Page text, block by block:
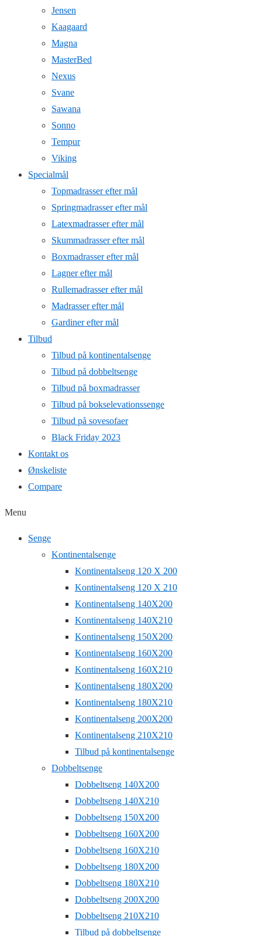
Jensen
Kaagaard
Magna
MasterBed
Nexus
Svane
Sawana
Sonno
Tempur
Viking
Specialmål
Topmadrasser efter mål
Springmadrasser efter mål
Latexmadrasser efter mål
Skummadrasser efter mål
Boxmadrasser efter mål
Lagner efter mål
Rullemadrasser efter mål
Madrasser efter mål
Gardiner efter mål
Tilbud
Tilbud på kontinentalsenge
Tilbud på dobbeltsenge
Tilbud på boxmadrasser
Tilbud på bokselevationssenge
Tilbud på sovesofaer
Black Friday 2023
Kontakt os
Ønskeliste
Compare
Menu
Senge
Kontinentalsenge
Kontinentalseng 120 X 200
Kontinentalseng 120 X 210
Kontinentalseng 140X200
Kontinentalseng 140X210
Kontinentalseng 150X200
Kontinentalseng 160X200
Kontinentalseng 160X210
Kontinentalseng 180X200
Kontinentalseng 180X210
Kontinentalseng 200X200
Kontinentalseng 210X210
Tilbud på kontinentalsenge
Dobbeltsenge
Dobbeltseng 140X200
Dobbeltseng 140X210
Dobbeltseng 150X200
Dobbeltseng 160X200
Dobbeltseng 160X210
Dobbeltseng 180X200
Dobbeltseng 180X210
Dobbeltseng 200X200
Dobbeltseng 210X210
Tilbud på dobbeltsenge